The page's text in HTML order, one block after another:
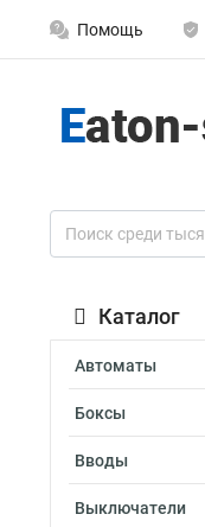
Помощь
Каталог
Автоматы
Боксы
Вводы
Выключатели